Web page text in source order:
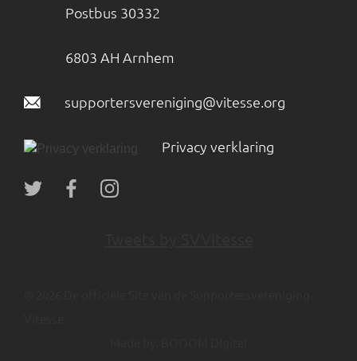
Postbus 30332
6803 AH Arnhem
supportersvereniging@vitesse.org
Privacy verklaring